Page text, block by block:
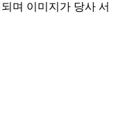
며 이미지가 당사 서